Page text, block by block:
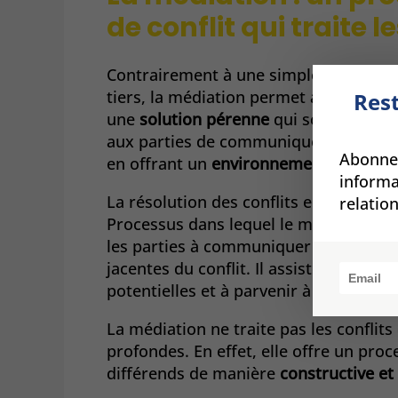
de conflit qui traite
Contrairement à une simple
tiers, la médiation permet aux
une solution pérenne qui soit
aux parties de communiquer
en offrant un environnement sûr et
La résolution des conflits en
Processus dans lequel le médiateur
les parties à communiquer
jacentes du conflit. Il assiste les
potentielles et à parvenir à un accord
La médiation ne traite pas les conflits
profondes. En effet, elle offre un
différends de manière constructive